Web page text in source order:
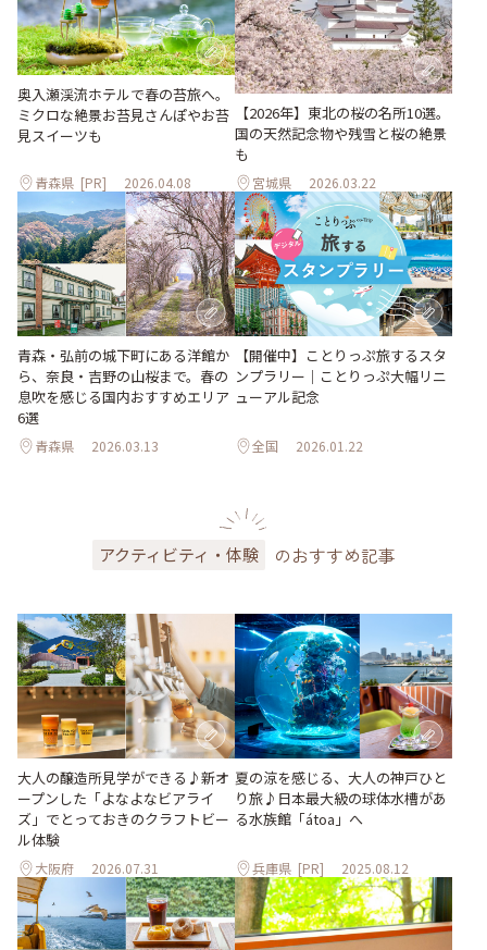
奥入瀬渓流ホテルで春の苔旅へ。
ミクロな絶景お苔見さんぽやお苔
見スイーツも
青森県 [PR] 2026.04.08
【2026年】東北の桜の名所10選。
国の天然記念物や残雪と桜の絶景
も
宮城県 2026.03.22
青森・弘前の城下町にある洋館か
ら、奈良・吉野の山桜まで。春の
息吹を感じる国内おすすめエリア
6選
青森県 2026.03.13
【開催中】ことりっぷ旅するスタ
ンプラリー｜ことりっぷ大幅リニ
ューアル記念
全国 2026.01.22
アクティビティ・体験 のおすすめ記事
大人の醸造所見学ができる♪新オ
ープンした「よなよなビアライ
ズ」でとっておきのクラフトビー
ル体験
大阪府 2026.07.31
夏の涼を感じる、大人の神戸ひと
り旅♪日本最大級の球体水槽があ
る水族館「átoa」へ
兵庫県 [PR] 2025.08.12